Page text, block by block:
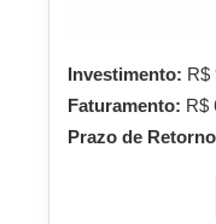
Investimento: R$
Faturamento: R$
Prazo de